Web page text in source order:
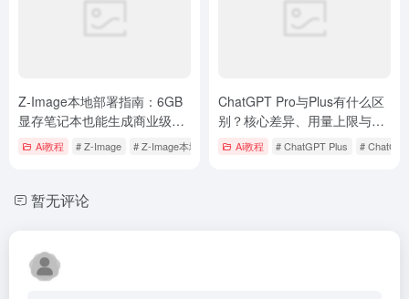
Z-Image本地部署指南：6GB
显存笔记本也能生成商业级中
文海报
Ai教程 # Z-Image # Z-Image本地部署 # Z-Image本地部署指南
ChatGPT Pro与Plus有什么区
别？核心差异、用量上限与进
阶能力对比
Ai教程 # ChatGPT Plus #
暂无评论